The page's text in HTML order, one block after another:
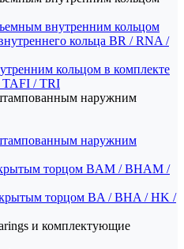
внутренним кольцом
кольца BR / RNA /
кольцом в комплекте
/ TRI
наружним
наружним
торцом BAM / BHAM /
торцом BA / BHA / HK /
и комплектующие